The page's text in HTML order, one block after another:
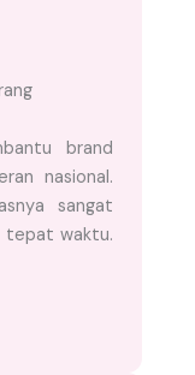
brand
nasional.
sangat
tepat waktu.